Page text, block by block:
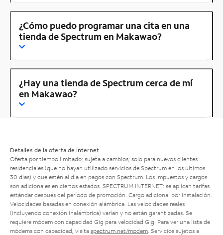
¿Cómo puedo programar una cita en una
tienda de Spectrum en Makawao?
¿Hay una tienda de Spectrum cerca de mí
en Makawao?
Detalles de la oferta de Internet
Oferta por tiempo limitado; sujeta a cambios; solo para nuevos clientes
residenciales (que no hayan utilizado servicios de Spectrum en los últimos
30 días) y que estén al día en pagos con Spectrum. Los impuestos y cargos
son adicionales en ciertos estados. SPECTRUM INTERNET: se aplican tarifas
estándar después del período de promoción. Cargo adicional por instalación.
Velocidades basadas en conexión alámbrica. Las velocidades reales
(incluyendo conexión inalámbrica) varían y no están garantizadas. Se
requiere módem con capacidad Gig para velocidad Gig. Para ver una lista de
módems con capacidad, visita spectrum.net/modem . Servicios sujetos a